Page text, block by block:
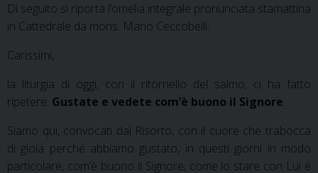
Di seguito si riporta l’omelia integrale pronunciata stamattina
in Cattedrale da mons. Mario Ceccobelli:
Carissimi,
la liturgia di oggi, con il ritornello del salmo, ci ha fatto
ripetere: Gustate e vedete com’è buono il Signore.
Siamo qui, convocati dal Risorto, con il cuore che trabocca
di gioia perché abbiamo gustato, in questi giorni in modo
particolare, com’è buono il Signore; come lo stare con Lui è